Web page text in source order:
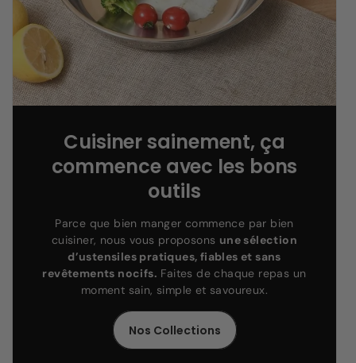
Cuisiner sainement, ça
commence avec les bons
outils
Parce que bien manger commence par bien
cuisiner, nous vous proposons une sélection
d’ustensiles pratiques, fiables et sans
revêtements nocifs. Faites de chaque repas un
moment sain, simple et savoureux.
Nos Collections